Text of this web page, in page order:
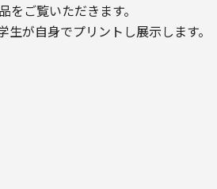
ご覧いただきます。
が自身でプリントし展示します。